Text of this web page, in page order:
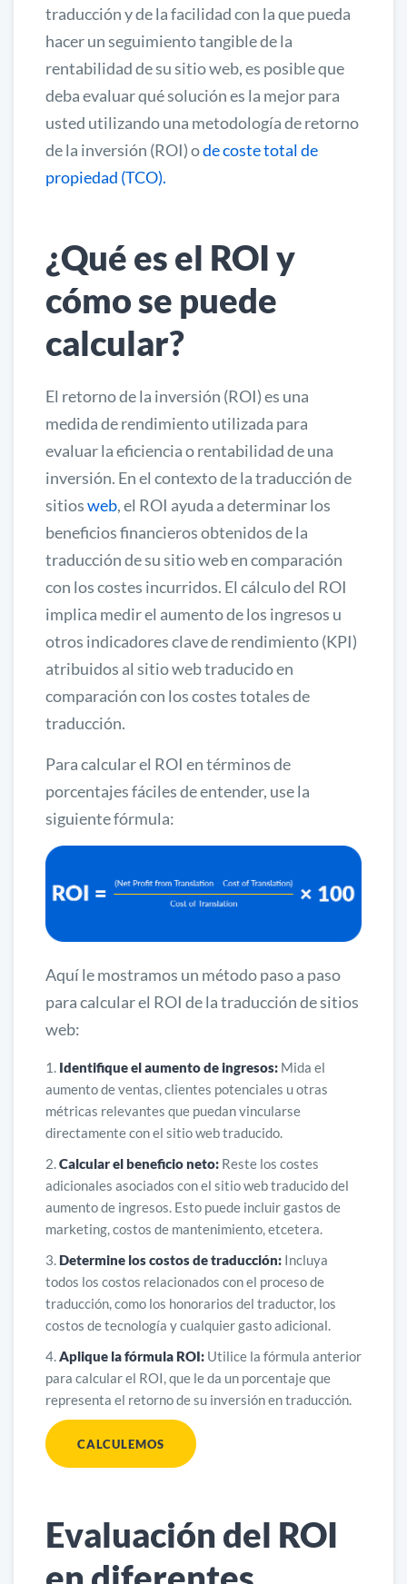
traducción y de la facilidad con la que pueda
hacer un seguimiento tangible de la
rentabilidad de su sitio web, es posible que
deba evaluar qué solución es la mejor para
usted utilizando una metodología de retorno
de la inversión (ROI) ode coste total de
propiedad (TCO).
¿Qué es el ROI y
cómo se puede
calcular?
El retorno de la inversión (ROI) es una
medida de rendimiento utilizada para
evaluar la eficiencia o rentabilidad de una
inversión. En el contexto de la traducción de
sitiosweb, el ROI ayuda a determinar los
beneficios financieros obtenidos de la
traducción de su sitio web en comparación
con los costes incurridos. El cálculo del ROI
implica medir el aumento de los ingresos u
otros indicadores clave de rendimiento (KPI)
atribuidos al sitio web traducido en
comparación con los costes totales de
traducción.
Para calcular el ROI en términos de
porcentajes fáciles de entender, use la
siguiente fórmula:
Aquí le mostramos un método paso a paso
para calcular el ROI de la traducción de sitios
web:
Identifique el aumento de ingresos: Mida el
aumento de ventas, clientes potenciales u otras
métricas relevantes que puedan vincularse
directamente con el sitio web traducido.
Calcular el beneficio neto: Reste los costes
adicionales asociados con el sitio web traducido del
aumento de ingresos. Esto puede incluir gastos de
marketing, costos de mantenimiento, etcetera.
Determine los costos de traducción: Incluya
todos los costos relacionados con el proceso de
traducción, como los honorarios del traductor, los
costos de tecnología y cualquier gasto adicional.
Aplique la fórmula ROI: Utilice la fórmula anterior
para calcular el ROI, que le da un porcentaje que
representa el retorno de su inversión en traducción.
CALCULEMOS
Evaluación del ROI